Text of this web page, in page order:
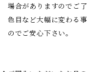
場合がありますのでご了
色目など大幅に変わる
のでご安心下さい。